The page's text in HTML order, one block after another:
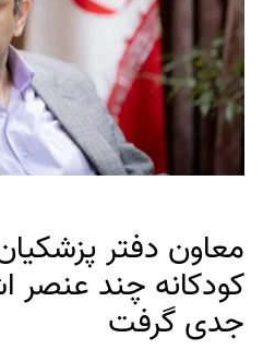
معاون دفتر
کودکانه چند عنصر
جدی گرفت